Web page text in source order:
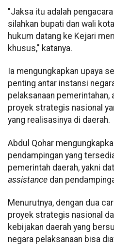
"Jaksa itu adalah
silahkan bupati dan wali
hukum datang ke Kejari
khusus," katanya.
Ia mengungkapkan upaya
penting antar instansi
pelaksanaan pemerintahan,
proyek strategis nasional
yang realisasinya di daerah.
Abdul Qohar
pendampingan yang
pemerintah daerah, yakni
assistance dan
Menurutnya, dengan dua
proyek strategis nasional
kebijakan daerah yang
negara pelaksanaan bisa